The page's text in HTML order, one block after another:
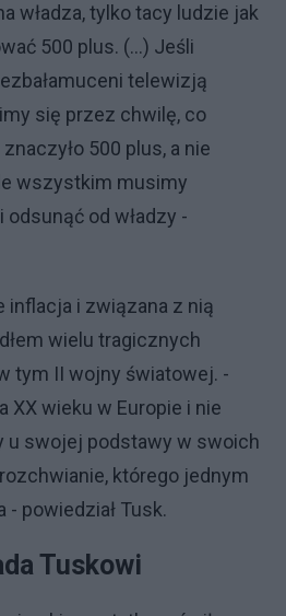
władza, tylko tacy ludzie jak
500 plus. (...) Jeśli
telewizją
się przez chwilę, co
500 plus, a nie
wszystkim musimy
od władzy -
inflacja i związana z nią
wielu tragicznych
tym II wojny światowej. -
XX wieku w Europie i nie
u swojej podstawy w swoich
którego jednym
- powiedział Tusk.
Tuskowi